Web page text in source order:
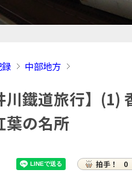
中部地方
川鐵道旅行】
葉の名所
拍手！ 0